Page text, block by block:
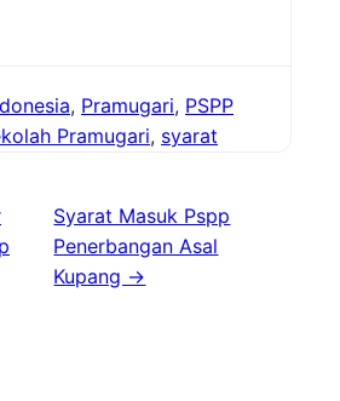
, Pramugari, PSPP
Pramugari, syarat
Syarat Masuk Pspp
Penerbangan Asal
Kupang →